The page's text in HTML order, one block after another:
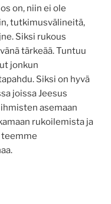
on, niin ei ole
tutkimusvälineitä,
Siksi rukous
tärkeää. Tuntuu
jonkun
Siksi on hyvä
joissa Jeesus
asemaan
rukoilemista ja
teemme